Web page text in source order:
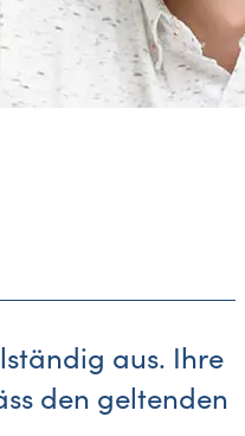
aus. Ihre
den geltenden